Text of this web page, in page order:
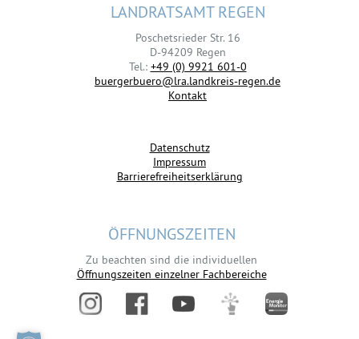
LANDRATSAMT REGEN
Poschetsrieder Str. 16
D-94209 Regen
Tel.: +49 (0) 9921 601-0
buergerbuero@lra.landkreis-regen.de
Kontakt
Datenschutz
Impressum
Barrierefreiheitserklärung
ÖFFNUNGSZEITEN
Zu beachten sind die individuellen
Öffnungszeiten einzelner Fachbereiche